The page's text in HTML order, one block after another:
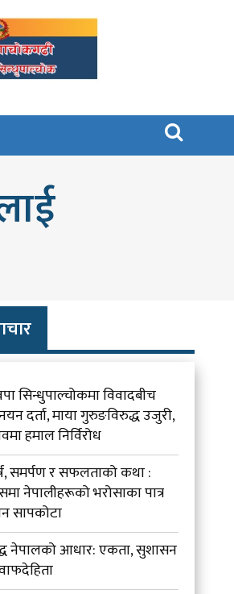

सिन्धुपाल्चोकमा विवादबीच
दर्ता, माया गुरुङविरुद्ध उजुरी,
हमाल निर्विरोध
समर्पण र सफलताको कथा :
नेपालीहरूको भरोसाका पात्र
सापकोटा
नेपालको आधार: एकता, सुशासन